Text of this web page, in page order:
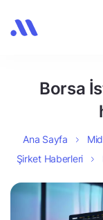
Borsa
Ana Sayfa
Şirket Haberleri